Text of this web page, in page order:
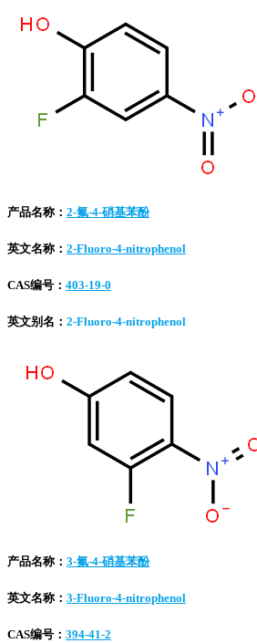
产品名称： 2-氟-4-硝基苯酚
英文名称： 2-Fluoro-4-nitrophenol
CAS编号： 403-19-0
英文别名： 2-Fluoro-4-nitrophenol
产品名称： 3-氟-4-硝基苯酚
英文名称： 3-Fluoro-4-nitrophenol
CAS编号： 394-41-2